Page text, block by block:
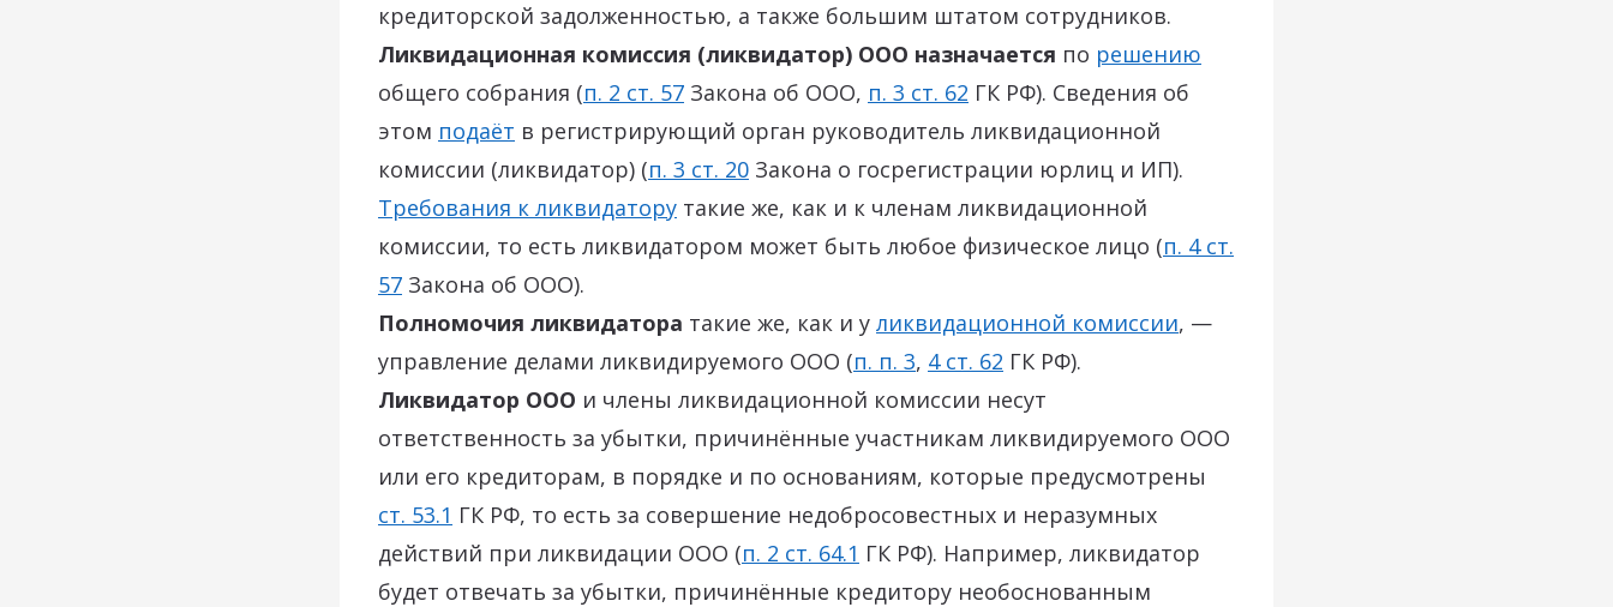
кредиторской задолженностью, а также большим штатом сотрудников.
Ликвидационная комиссия (ликвидатор) ООО назначается по решению
общего собрания (п. 2 ст. 57 Закона об ООО, п. 3 ст. 62 ГК РФ). Сведения об
этом подаёт в регистрирующий орган руководитель ликвидационной
комиссии (ликвидатор) (п. 3 ст. 20 Закона о госрегистрации юрлиц и ИП).
Требования к ликвидатору такие же, как и к членам ликвидационной
комиссии, то есть ликвидатором может быть любое физическое лицо (п. 4 ст.
57 Закона об ООО).
Полномочия ликвидатора такие же, как и у ликвидационной комиссии, —
управление делами ликвидируемого ООО (п. п. 3, 4 ст. 62 ГК РФ).
Ликвидатор ООО и члены ликвидационной комиссии несут
ответственность за убытки, причинённые участникам ликвидируемого ООО
или его кредиторам, в порядке и по основаниям, которые предусмотрены
ст. 53.1 ГК РФ, то есть за совершение недобросовестных и неразумных
действий при ликвидации ООО (п. 2 ст. 64.1 ГК РФ). Например, ликвидатор
будет отвечать за убытки, причинённые кредитору необоснованным